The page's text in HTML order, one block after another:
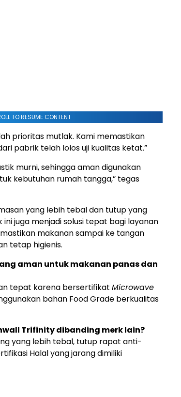
TO RESUME CONTENT
prioritas mutlak. Kami memastikan
pabrik telah lolos uji kualitas ketat.”
murni, sehingga aman digunakan
kebutuhan rumah tangga,” tegas
yang lebih tebal dan tutup yang
juga menjadi solusi tepat bagi layanan
makanan sampai ke tangan
tetap higienis.
aman untuk makanan panas dan
tepat karena bersertifikat Microwave
bahan Food Grade berkualitas
Trifinity dibanding merk lain?
yang lebih tebal, tutup rapat anti-
Halal yang jarang dimiliki